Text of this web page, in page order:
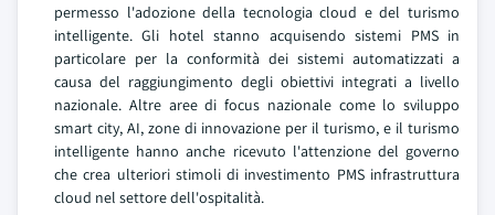
permesso l'adozione della tecnologia cloud e del turismo
intelligente. Gli hotel stanno acquisendo sistemi PMS in
particolare per la conformità dei sistemi automatizzati a
causa del raggiungimento degli obiettivi integrati a livello
nazionale. Altre aree di focus nazionale come lo sviluppo
smart city, AI, zone di innovazione per il turismo, e il turismo
intelligente hanno anche ricevuto l'attenzione del governo
che crea ulteriori stimoli di investimento PMS infrastruttura
cloud nel settore dell'ospitalità.